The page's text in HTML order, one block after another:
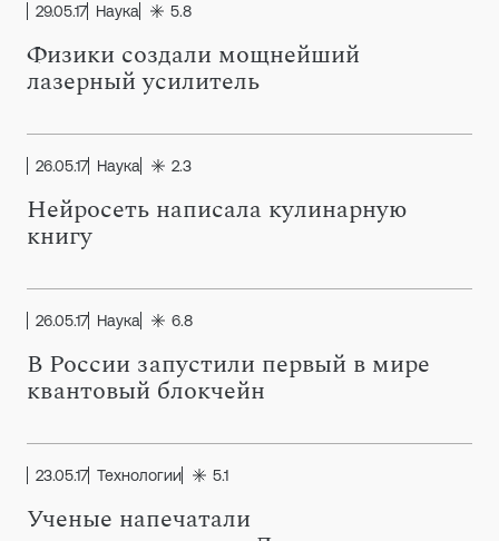
29.05.17 Наука 5.8
Физики создали мощнейший
лазерный усилитель
26.05.17 Наука 2.3
Нейросеть написала кулинарную
книгу
26.05.17 Наука 6.8
В России запустили первый в мире
квантовый блокчейн
23.05.17 Технологии 5.1
Ученые напечатали